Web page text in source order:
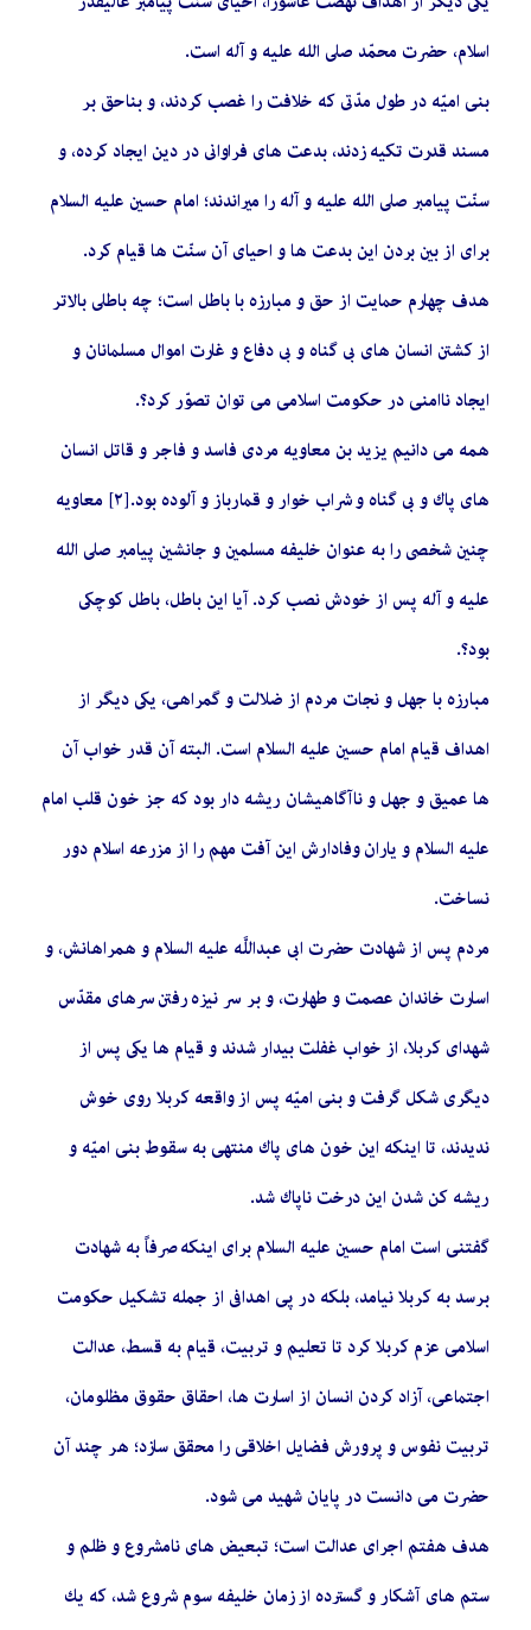
اسلام، حضرت محمّد صلى الله عليه و آله است.
بنى‏ اميّه در طول مدّتى كه خلافت را غصب كردند، و بناحق بر
مسند قدرت تكيه زدند، بدعت ‏هاى فراوانى در دين ايجاد كرده، و
سنّت پيامبر صلى الله عليه و آله را ميراندند؛ امام حسين عليه السلام
براى از بين بردن اين بدعت ها و احياى آن سنّت ‏ها قيام كرد.
هدف چهارم حمايت از حق و مبارزه با باطل‏ است؛ چه باطلى بالاتر
از كشتن انسان‏ هاى بى گناه و بى ‏دفاع و غارت اموال مسلمانان و
ايجاد ناامنى در حكومت اسلامى مى ‏توان تصوّر كرد؟.
همه مى ‏دانيم يزيد بن معاويه مردى فاسد و فاجر و قاتل انسان
‏هاى پاك و بى ‏گناه و شراب خوار و قمارباز و آلوده بود.[٢] معاويه
چنين شخصى را به عنوان خليفه مسلمين و جانشين پيامبر صلى الله
عليه و آله پس از خودش نصب كرد. آيا اين باطل، باطل كوچكى
بود؟.
مبارزه با جهل و نجات مردم از ضلالت و گمراهى، يكى ديگر از
اهداف قيام امام حسين عليه السلام است. البته آن قدر خواب آن
ها عميق و جهل و ناآگاهيشان ريشه‏ دار بود كه جز خون قلب امام
عليه السلام و ياران وفادارش اين آفت مهم را از مزرعه اسلام دور
نساخت.
مردم پس از شهادت حضرت ابى‏ عبداللَّه عليه السلام و همراهانش، و
اسارت خاندان عصمت و طهارت، و بر سر نيزه رفتن سرهاى مقدّس
شهداى كربلا، از خواب غفلت بيدار شدند و قيام‏ ها يكى پس از
ديگرى شكل گرفت و بنى‏ اميّه پس از واقعه كربلا روى خوش
نديدند، تا اينكه اين خون‏ هاى پاك منتهى به سقوط بنى‏ اميّه و
ريشه‏ كن شدن اين درخت ناپاك شد.
گفتنی است امام حسين عليه السلام براى اينكه صرفاً به شهادت
برسد به كربلا نيامد، بلكه در پى اهدافى از جمله تشكيل حكومت
اسلامى عزم كربلا كرد تا تعليم و تربيت، قيام به قسط، عدالت
اجتماعى، آزاد كردن انسان از اسارت ها، احقاق حقوق مظلومان،
تربيت نفوس و پرورش فضايل اخلاقى را محقق سازد؛ هر چند آن
حضرت مى ‏دانست در پايان شهيد مى ‏شود.
هدف هفتم اجرای عدالت است؛ تبعيض ‏هاى نامشروع و ظلم و
ستم ‏هاى آشكار و گسترده از زمان خليفه سوم شروع شد، كه يك